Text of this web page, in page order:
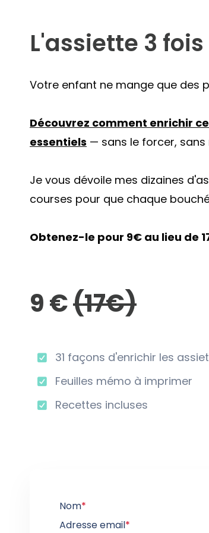
L'assiette 3
Votre enfant ne mange que des
Découvrez comment enrichir
essentiels — sans le forcer,
Je vous dévoile mes dizaines
courses pour que chaque
Obtenez-le pour 9€ au lieu de
9 €(17€)
31 façons d'enrichir les
Feuilles mémo à imprimer
Recettes incluses
Nom*
Adresse email*